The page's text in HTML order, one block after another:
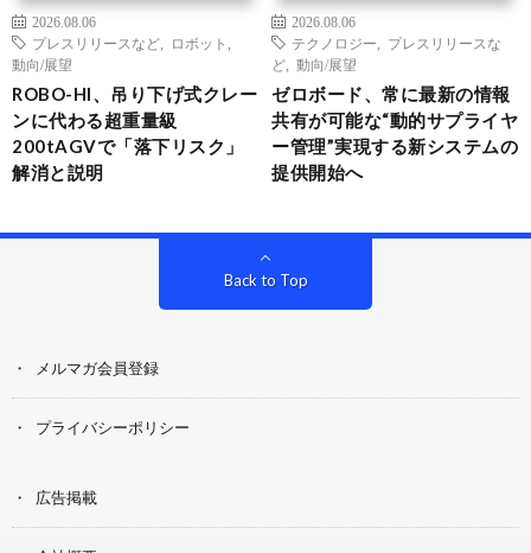
2026.08.06
プレスリリースなど
ロボット
動向/展望
ROBO-HI、吊り下げ式クレー
ンに代わる超重量級
200tAGVで「落下リスク」
解消と説明
2026.08.06
テクノロジー
プレスリリースな
ど
動向/展望
ゼロボード、常に最新の情報
共有が可能な“動的サプライヤ
ー管理”実現する新システムの
提供開始へ
Back to Top
メルマガ会員登録
プライバシーポリシー
広告掲載